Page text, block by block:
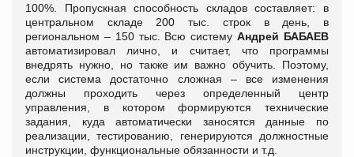
100%. Пропускная способность складов составляет: в
центральном складе 200 тыс. строк в день, в
региональном – 150 тыс. Всю системуАндрей БАБАЕВ
автоматизировал лично, и считает, что программы
внедрять нужно, но также им важно обучить. Поэтому,
если система достаточно сложная – все изменения
должны проходить через определенный центр
управления, в котором формируются технические
задания, куда автоматически заносятся данные по
реализации, тестированию, генерируются должностные
инструкции, функциональные обязанности и т.д.